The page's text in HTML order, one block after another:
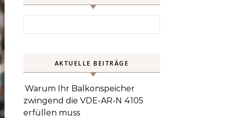
AKTUELLE BEITRÄGE
Warum Ihr Balkonspeicher
zwingend die VDE-AR-N 4105
erfüllen muss